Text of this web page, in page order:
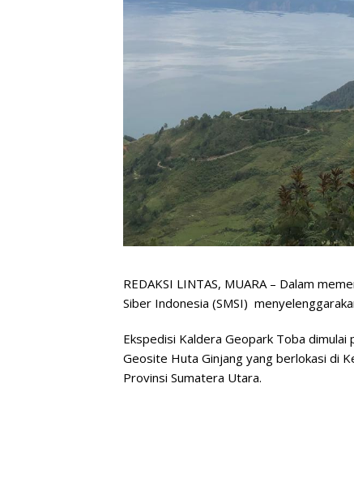
REDAKSI LINTAS, MUARA – Dalam
Siber Indonesia (SMSI)
Ekspedisi Kaldera Geopark Toba
Geosite Huta Ginjang yang berlokasi di
Provinsi Sumatera Utara.